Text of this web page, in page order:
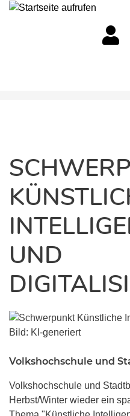
UND
Volkshochschule und
Volkshochschule und
Herbst/Winter wieder ein